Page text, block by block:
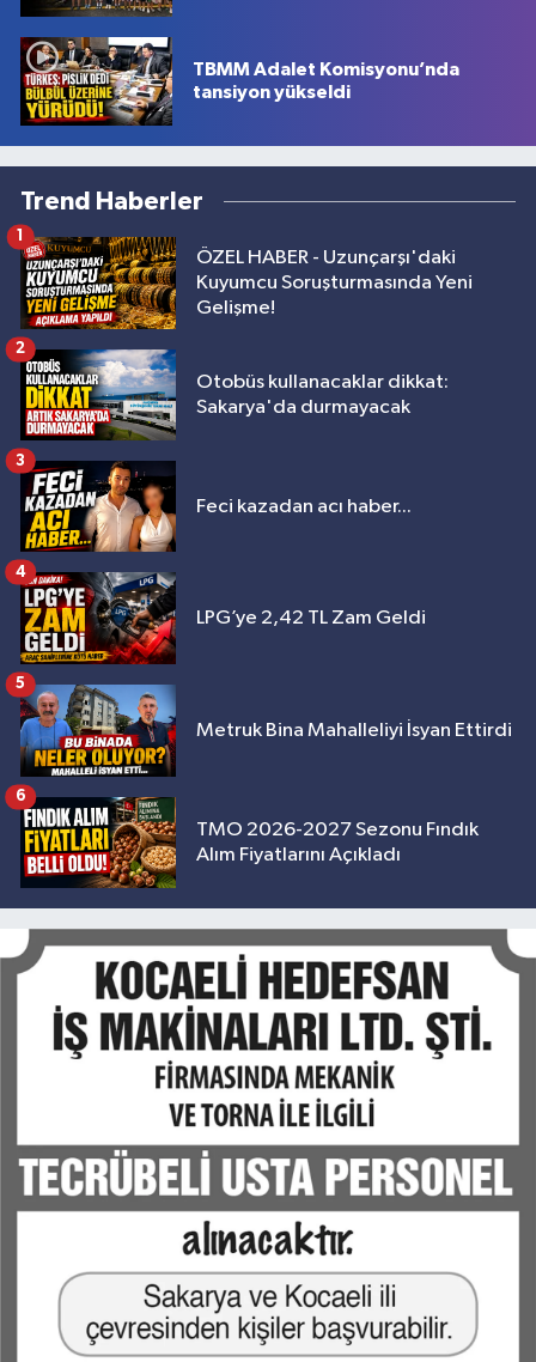
TBMM Adalet Komisyonu’nda
tansiyon yükseldi
Trend Haberler
ÖZEL HABER - Uzunçarşı'daki
Kuyumcu Soruşturmasında Yeni
Gelişme!
1
Otobüs kullanacaklar dikkat:
Sakarya'da durmayacak
2
Feci kazadan acı haber...
3
LPG’ye 2,42 TL Zam Geldi
4
Metruk Bina Mahalleliyi İsyan Ettirdi
5
TMO 2026-2027 Sezonu Fındık
Alım Fiyatlarını Açıkladı
6